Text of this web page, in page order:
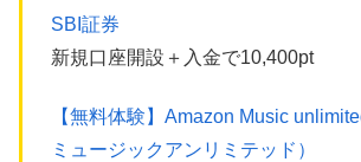
SBI証券
新規口座開設＋入金で10,400pt
【無料体験】Amazon Music
ミュージックアンリミテッド）